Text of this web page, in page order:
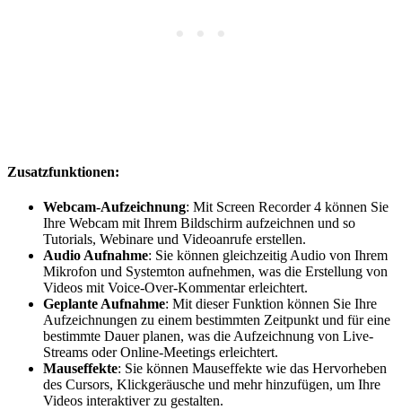
Zusatzfunktionen:
Webcam-Aufzeichnung: Mit Screen Recorder 4 können Sie
Ihre Webcam mit Ihrem Bildschirm aufzeichnen und so
Tutorials, Webinare und Videoanrufe erstellen.
Audio Aufnahme: Sie können gleichzeitig Audio von Ihrem
Mikrofon und Systemton aufnehmen, was die Erstellung von
Videos mit Voice-Over-Kommentar erleichtert.
Geplante Aufnahme: Mit dieser Funktion können Sie Ihre
Aufzeichnungen zu einem bestimmten Zeitpunkt und für eine
bestimmte Dauer planen, was die Aufzeichnung von Live-
Streams oder Online-Meetings erleichtert.
Mauseffekte: Sie können Mauseffekte wie das Hervorheben
des Cursors, Klickgeräusche und mehr hinzufügen, um Ihre
Videos interaktiver zu gestalten.